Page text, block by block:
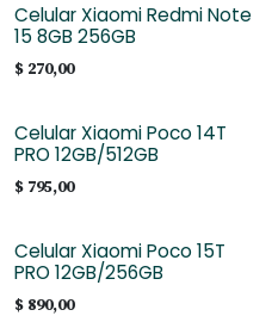
Celular Xiaomi Redmi Note
15 8GB 256GB
$ 270,00
Celular Xiaomi Poco 14T
PRO 12GB/512GB
$ 795,00
Celular Xiaomi Poco 15T
PRO 12GB/256GB
$ 890,00